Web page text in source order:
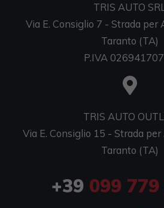
TRIS AUTO SRL
Via E. Consiglio 7 - Strada per
Taranto (TA)
P.IVA
TRIS AUTO
Via E. Consiglio 15 - Strada
Taranto (TA)
+39 099